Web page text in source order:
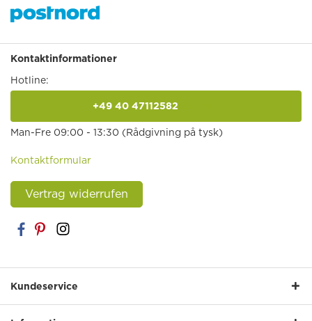
Kontaktinformationer
Hotline:
+49 40 47112582
Man-Fre 09:00 - 13:30 (Rådgivning på tysk)
Kontaktformular
Vertrag widerrufen
Kundeservice